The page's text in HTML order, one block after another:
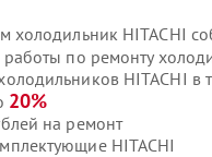
холодильник HITACHI
по ремонту
HITACHI в
20%
на ремонт
HITACHI